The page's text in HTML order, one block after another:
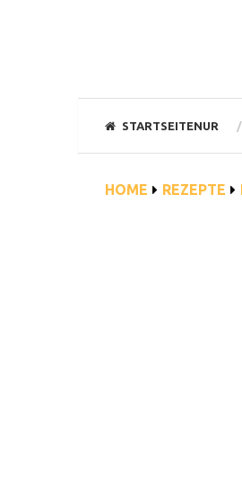
STARTSEITENUR
HOME REZEPTE